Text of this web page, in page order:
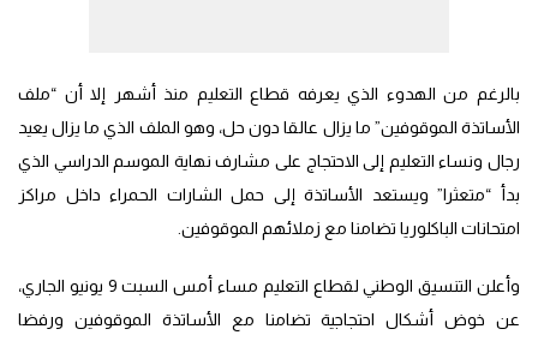
بالرغم من الهدوء الذي يعرفه قطاع التعليم منذ أشهر إلا أن “ملف
الأساتذة الموقوفين” ما يزال عالقا دون حل، وهو الملف الذي ما يزال يعيد
رجال ونساء التعليم إلى الاحتجاج على مشارف نهاية الموسم الدراسي الذي
بدأ “متعثرا” ويستعد الأساتذة إلى حمل الشارات الحمراء داخل مراكز
امتحانات الباكلوريا تضامنا مع زملائهم الموقوفين.
وأعلن التنسيق الوطني لقطاع التعليم مساء أمس السبت 9 يونيو الجاري،
عن خوض أشكال احتجاجية تضامنا مع الأساتذة الموقوفين ورفضا